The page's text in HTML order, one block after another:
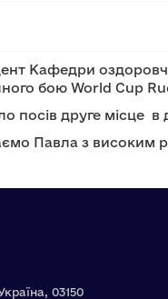
Кафедри оздоровчо-
бою World Cup
друге місце в
Павла з високим
03150